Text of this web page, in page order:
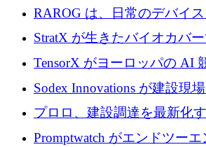
尿モニタリングを自動化す
証を獲得
RAROG は、日常のデバイ
助ビーコンに変えるために
StratX が生きたバイオカバ
ン対策に 119 万ドルを調達
TensorX がヨーロッパの AI
有者によって決まると考える
Sodex Innovations が建設現
のインテリジェンスをもたら
ユーロを確保
プロロ、建設調達を最新化
ンドを調達
Promptwatch がエンドツー